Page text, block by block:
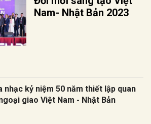
Nam- Nhật Bản 2023
nhạc kỷ niệm 50 năm thiết lập quan
giao Việt Nam - Nhật Bản